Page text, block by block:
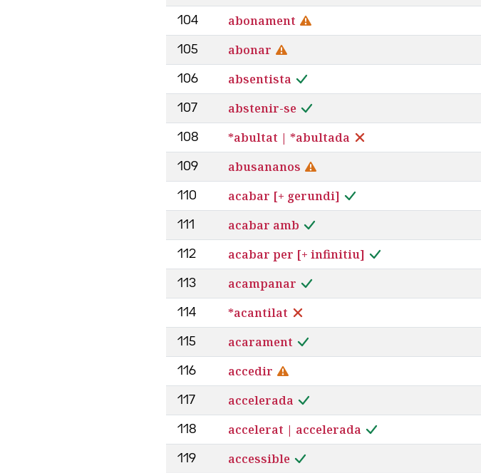
104 abonament
105 abonar
106 absentista
107 abstenir-se
108 *abultat | *abultada
109 abusananos
110 acabar [+ gerundi]
111 acabar amb
112 acabar per [+ infinitiu]
113 acampanar
114 *acantilat
115 acarament
116 accedir
117 accelerada
118 accelerat | accelerada
119 accessible